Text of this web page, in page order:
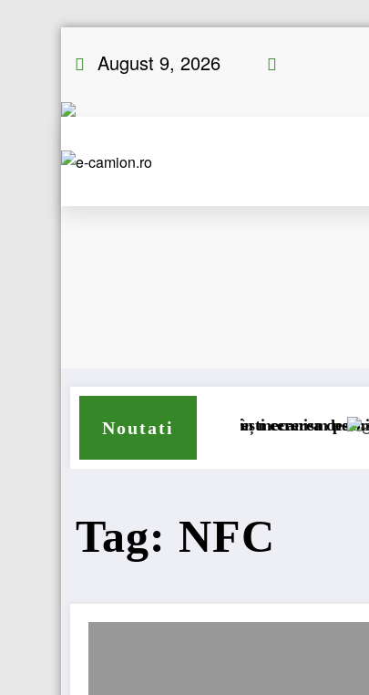
August 9, 2026
Noutati
a accizei în mecanism permanent
la Tribunalul București cererea deschideriiDKV
Tag: NFC